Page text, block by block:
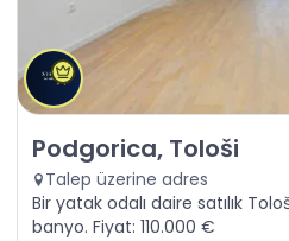
Satılık - Daire Podgorica,
Podgorica, Tološi
Talep üzerine adres
Bir yatak odalı daire satılık
banyo. Fiyat: 110.000 €